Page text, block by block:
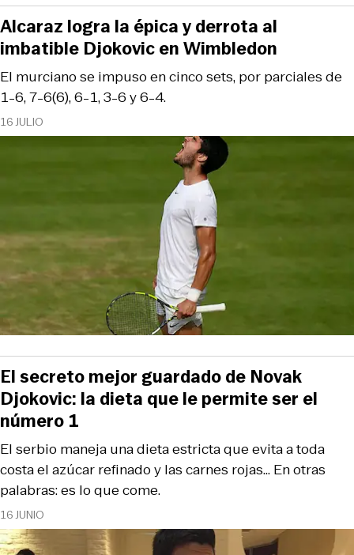
16 JULIO
El murciano se impuso en cinco sets, por parciales de
1-6, 7-6(6), 6-1, 3-6 y 6-4.
Alcaraz logra la épica y derrota al
imbatible Djokovic en Wimbledon
16 JUNIO
El serbio maneja una dieta estricta que evita a toda
costa el azúcar refinado y las carnes rojas… En otras
palabras: es lo que come.
El secreto mejor guardado de Novak
Djokovic: la dieta que le permite ser el
número 1